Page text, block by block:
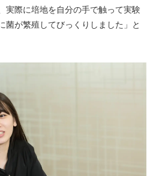
実際に培地を自分の手で触って実験
菌が繁殖してびっくりしました」と